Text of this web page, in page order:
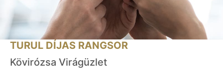
TURUL DÍJAS RANGSOR
Kövirózsa Virágüzlet